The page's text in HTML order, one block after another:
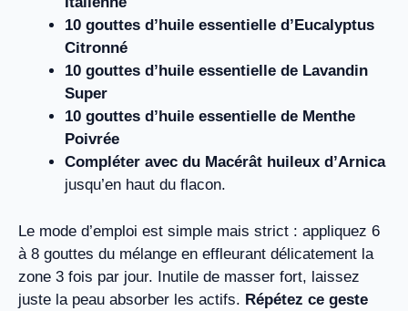
10 gouttes d’huile essentielle d’Eucalyptus
Citronné
10 gouttes d’huile essentielle de Lavandin
Super
10 gouttes d’huile essentielle de Menthe
Poivrée
Compléter avec du Macérât huileux d’Arnica
jusqu’en haut du flacon.
Le mode d’emploi est simple mais strict : appliquez 6
à 8 gouttes du mélange en effleurant délicatement la
zone 3 fois par jour. Inutile de masser fort, laissez
juste la peau absorber les actifs. Répétez ce geste